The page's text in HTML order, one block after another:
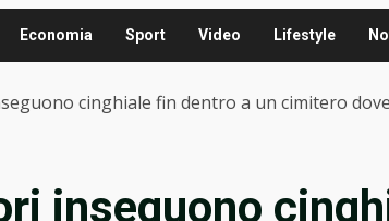
Economia Sport Video Lifestyle
cinghiale fin dentro a un cimitero
inseguono